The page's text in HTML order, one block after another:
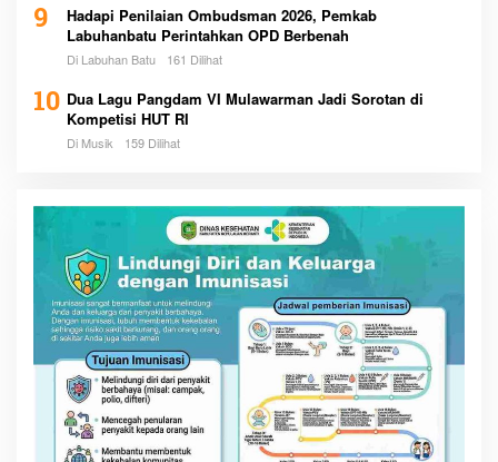
9
Hadapi Penilaian Ombudsman 2026, Pemkab
Labuhanbatu Perintahkan OPD Berbenah
Di Labuhan Batu 161 Dilihat
10 Dua Lagu Pangdam VI Mulawarman Jadi Sorotan di
Kompetisi HUT RI
Di Musik 159 Dilihat